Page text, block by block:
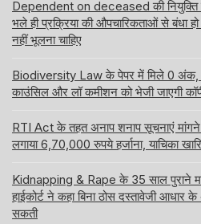
Dependent on deceased की नियुक्ति
भले ही प्रक्रिया की औपचारिकताओं से बंधा
नहीं भूलना चाहिए
Biodiversity Law के पेपर में मिले 0 अंक,
काउंसिल और लॉ कमीशन को भेजी जाएगी
RTI Act के तहत अनाप शनाप सूचनाएं मांगने
लगाया 6,70,000 रुपये हर्जाना, याचिका
Kidnapping & Rape के 35 साल पुराने
हाईकोर्ट ने कहा बिना ठोस दस्तावेजी आधार
सकती